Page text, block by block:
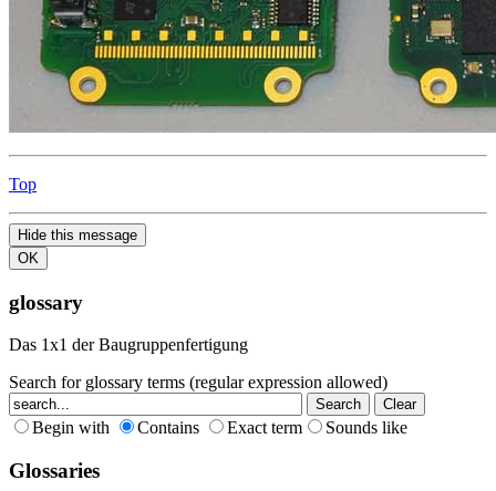
Top
Hide this message
OK
glossary
Das 1x1 der Baugruppenfertigung
Search for glossary terms (regular expression allowed)
Begin with Contains Exact term Sounds like
Glossaries